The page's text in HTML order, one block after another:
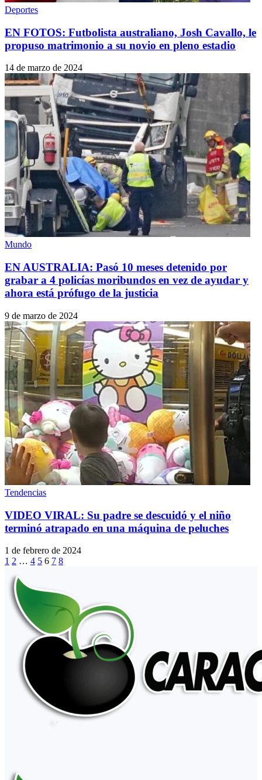
Deportes
EN FOTOS: Futbolista australiano, Josh Cavallo, le
propuso matrimonio a su novio en pleno estadio
14 de marzo de 2024
Mundo
EN AUSTRALIA: Pasó 10 meses detenido por
grabar a 4 policías moribundos en vez de ayudar y
ahora está prófugo de la justicia
9 de marzo de 2024
Tendencias
VIDEO VIRAL: Su padre se descuidó y el niño
terminó atrapado en una máquina de peluches
1 de febrero de 2024
1 2 … 4 5 6 7 8